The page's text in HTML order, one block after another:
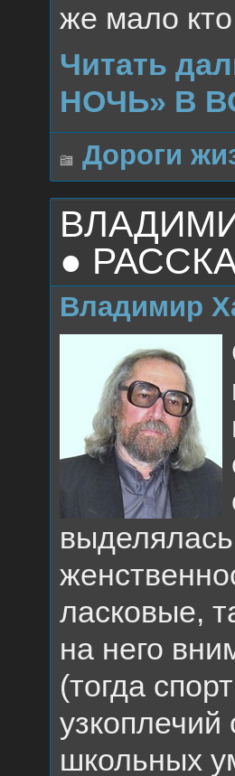
же мало
Читать
НОЧЬ» В
Дороги
●
Владимир
ласковые,
на него
(тогда
узкоплечий
школьных